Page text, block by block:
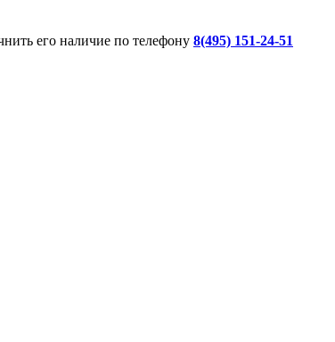
его наличие по телефону 8(495) 151-24-51